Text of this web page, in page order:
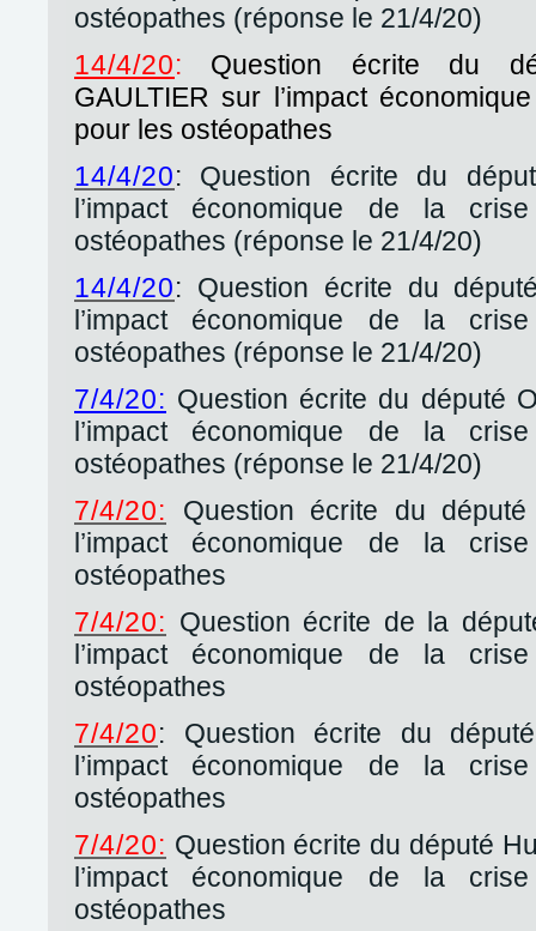
ostéopathes (réponse le 21/4/20)
14/4/20: Question écrite du
GAULTIER sur l’impact
pour les ostéopathes
14/4/20: Question écrite du
l’impact économique de la
ostéopathes (réponse le 21/4/20)
14/4/20: Question écrite du
l’impact économique de la
ostéopathes (réponse le 21/4/20)
7/4/20: Question écrite du député
l’impact économique de la
ostéopathes (réponse le 21/4/20)
7/4/20: Question écrite du
l’impact économique de la
ostéopathes
7/4/20: Question écrite de la
l’impact économique de la
ostéopathes
7/4/20: Question écrite du
l’impact économique de la
ostéopathes
7/4/20: Question écrite du député
l’impact économique de la
ostéopathes